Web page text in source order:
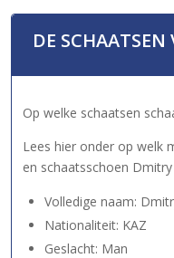
DE
Op welke schaatsen
Lees hier onder op welk
en schaatsschoen
Volledige naam:
Nationaliteit: KAZ
Geslacht: Man